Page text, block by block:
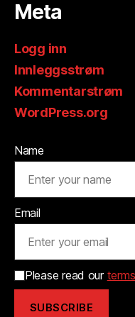
Meta
Logg inn
Innleggsstrøm
Kommentarstrøm
WordPress.org
Name
Email
Please read our